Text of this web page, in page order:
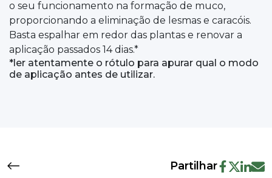
o seu funcionamento na formação de muco,
proporcionando a eliminação de lesmas e caracóis.
Basta espalhar em redor das plantas e renovar a
aplicação passados 14 dias.*
*ler atentamente o rótulo para apurar qual o modo
de aplicação antes de utilizar.
Partilhar